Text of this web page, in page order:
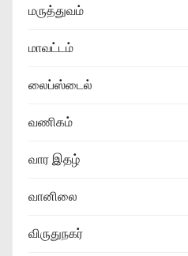
மருத்துவம்
மாவட்டம்
லைப்ஸ்டைல்
வணிகம்
வார இதழ்
வானிலை
விருதுநகர்